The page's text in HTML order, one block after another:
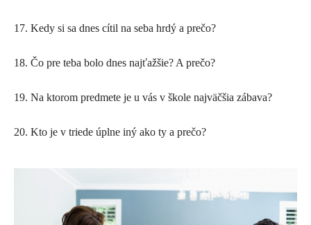
17. Kedy si sa dnes cítil na seba hrdý a prečo?
18. Čo pre teba bolo dnes najťažšie? A prečo?
19. Na ktorom predmete je u vás v škole najväčšia zábava?
20. Kto je v triede úplne iný ako ty a prečo?